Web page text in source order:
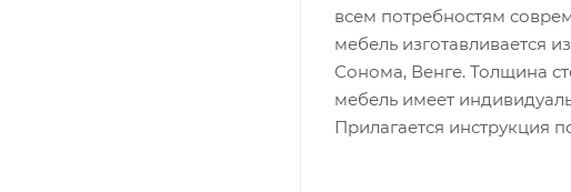
всем потребностям
мебель изготавливается
Сонома, Венге. Толщина
мебель имеет
Прилагается инструкция